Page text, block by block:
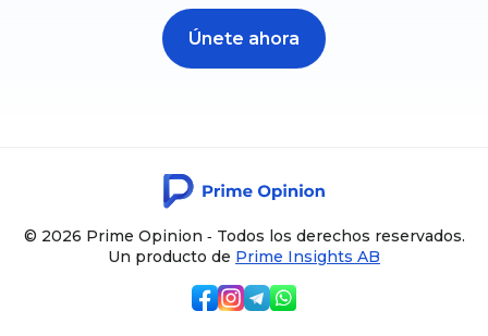
Únete ahora
© 2026 Prime Opinion ‐ Todos los derechos reservados.
Un producto de Prime Insights AB